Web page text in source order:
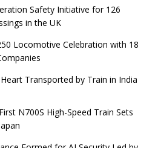
Safety Initiative for 126
in the UK
Locomotive Celebration with 18
Transported by Train in India
N700S High-Speed ​​Train Sets